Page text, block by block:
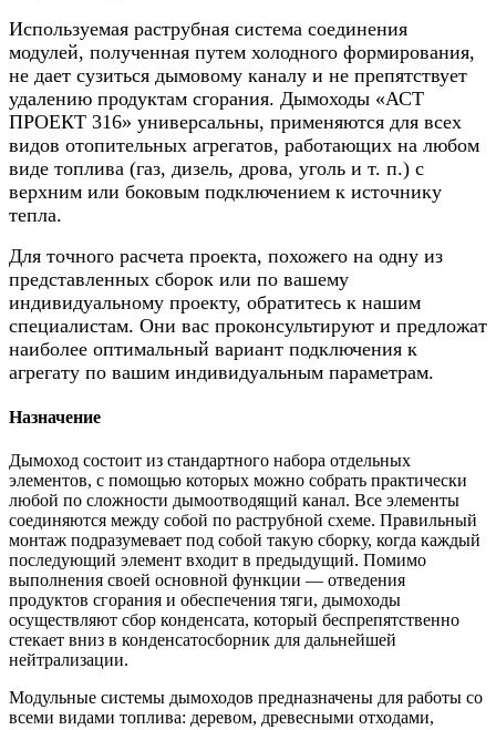
Используемая раструбная система соединения
модулей, полученная путем холодного формирования,
не дает сузиться дымовому каналу и не препятствует
удалению продуктам сгорания. Дымоходы «АСТ
ПРОЕКТ 316» универсальны, применяются для всех
видов отопительных агрегатов, работающих на любом
виде топлива (газ, дизель, дрова, уголь и т. п.) с
верхним или боковым подключением к источнику
тепла.
Для точного расчета проекта, похожего на одну из
представленных сборок или по вашему
индивидуальному проекту, обратитесь к нашим
специалистам. Они вас проконсультируют и предложат
наиболее оптимальный вариант подключения к
агрегату по вашим индивидуальным параметрам.
Назначение
Дымоход состоит из стандартного набора отдельных
элементов, с помощью которых можно собрать практически
любой по сложности дымоотводящий канал. Все элементы
соединяются между собой по раструбной схеме. Правильный
монтаж подразумевает под собой такую сборку, когда каждый
последующий элемент входит в предыдущий. Помимо
выполнения своей основной функции — отведения
продуктов сгорания и обеспечения тяги, дымоходы
осуществляют сбор конденсата, который беспрепятственно
стекает вниз в конденсатосборник для дальнейшей
нейтрализации.
Модульные системы дымоходов предназначены для работы со
всеми видами топлива: деревом, древесными отходами,